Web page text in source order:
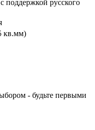
поддержкой русского
кв.мм)
- будьте первыми